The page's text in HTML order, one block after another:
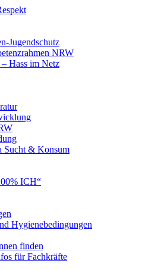
Jugendschutz
NRW
Hass im Netz
Sucht & Konsum
ICH“
Hygienebedingungen
finden
für Fachkräfte